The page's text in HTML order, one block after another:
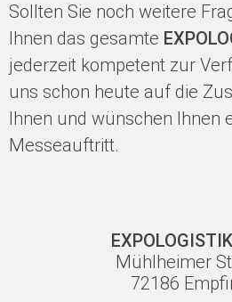
Sollten Sie noch weitere
Ihnen das gesamte
jederzeit kompetent zur
uns schon heute auf die
Ihnen und wünschen Ihnen
Messeauftritt.
EXPOLOGISTIK
Mühlheimer
72186